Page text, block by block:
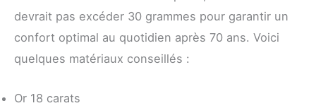
devrait pas excéder 30 grammes pour garantir un
confort optimal au quotidien après 70 ans. Voici
quelques matériaux conseillés :
Or 18 carats